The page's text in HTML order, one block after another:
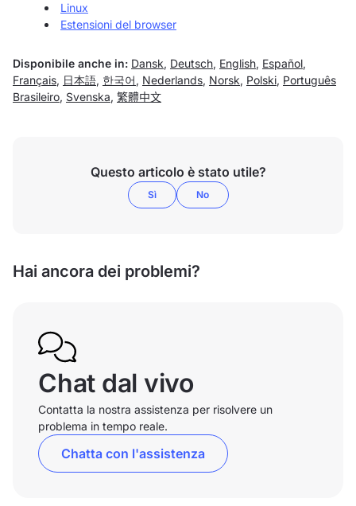
Linux
Estensioni del browser
Disponibile anche in: Dansk, Deutsch, English, Español,
Français, 日本語, 한국어 , Nederlands, Norsk, Polski, Português
Brasileiro, Svenska, 繁體中文
Questo articolo è stato utile?
Sì No
Hai ancora dei problemi?
Chat dal vivo
Contatta la nostra assistenza per risolvere un
problema in tempo reale.
Chatta con l'assistenza